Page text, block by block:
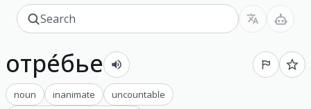
отре́бье
noun inanimate
uncountable